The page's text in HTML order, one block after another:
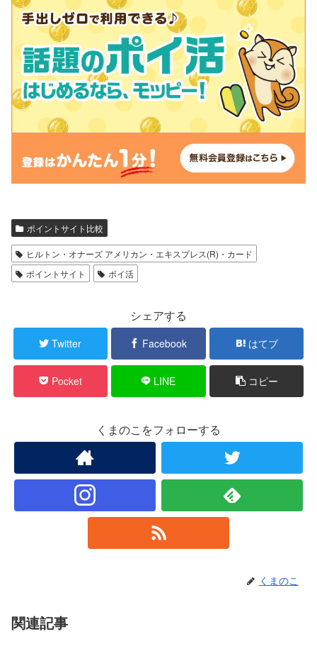
ポイントサイト比較
ヒルトン・オナーズ アメリカン・エキスプレス(R)・カード
ポイントサイト
ポイ活
シェアする
Twitter Facebook はてブ
Pocket LINE コピー
くまのこをフォローする
くまのこ
関連記事